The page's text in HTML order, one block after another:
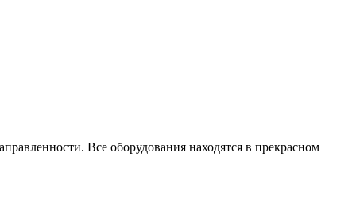
Все оборудования находятся в прекрасном